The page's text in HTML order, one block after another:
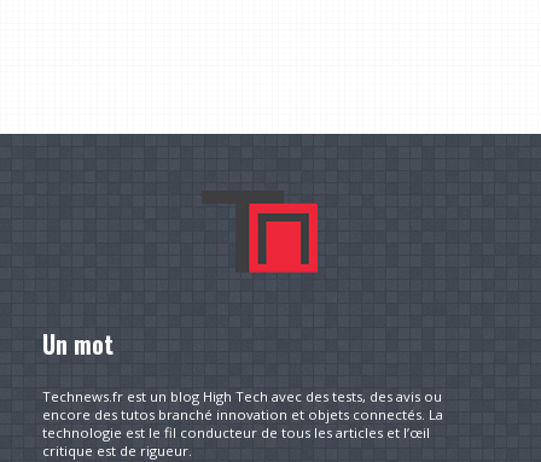
Un mot
Technews.fr est un blog High Tech avec des tests, des avis ou
encore des tutos branché innovation et objets connectés. La
technologie est le fil conducteur de tous les articles et l’œil
critique est de rigueur.